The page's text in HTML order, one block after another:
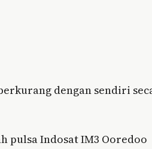
dengan sendiri
pulsa Indosat IM3 Ooredoo